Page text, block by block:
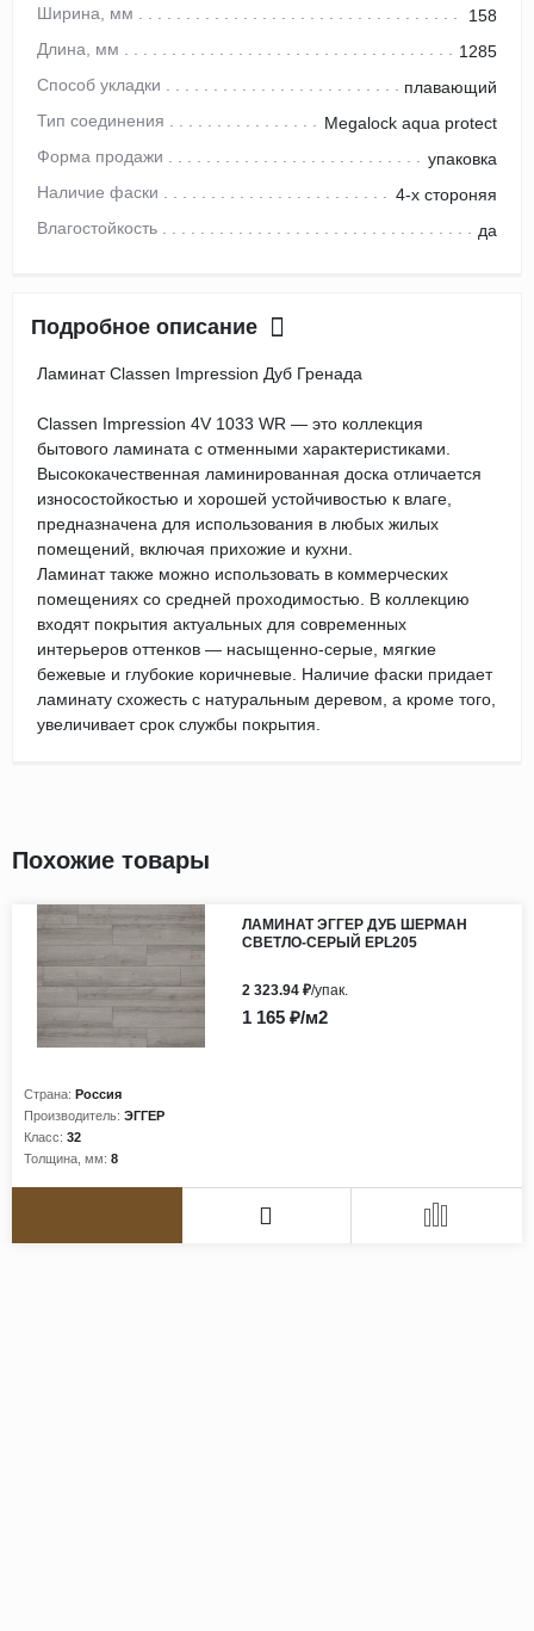
Ширина, мм
158
Длина, мм
1285
Способ укладки
плавающий
Тип соединения
Megalock aqua protect
Форма продажи
упаковка
Наличие фаски
4-х стороняя
Влагостойкость
да
Подробное описание
Ламинат Classen Impression Дуб Гренада
Classen Impression 4V 1033 WR — это коллекция
бытового ламината с отменными характеристиками.
Высококачественная ламинированная доска отличается
износостойкостью и хорошей устойчивостью к влаге,
предназначена для использования в любых жилых
помещений, включая прихожие и кухни.
Ламинат также можно использовать в коммерческих
помещениях со средней проходимостью. В коллекцию
входят покрытия актуальных для современных
интерьеров оттенков — насыщенно-серые, мягкие
бежевые и глубокие коричневые. Наличие фаски придает
ламинату схожесть с натуральным деревом, а кроме того,
увеличивает срок службы покрытия.
Похожие товары
ЛАМИНАТ ЭГГЕР ДУБ ШЕРМАН
СВЕТЛО-СЕРЫЙ EPL205
Страна: Россия
Производитель: ЭГГЕР
Класс: 32
Толщина, мм: 8
1 165 ₽/м2
2 323.94 ₽/упак.